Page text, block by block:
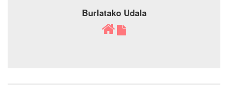
Burlatako Udala